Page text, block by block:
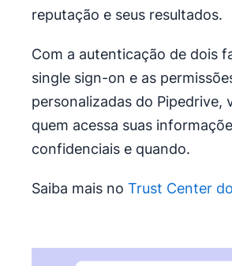
reputação e seus resultados.
Com a autenticação de dois
single sign-on e as
personalizadas do Pipedrive,
quem acessa suas
confidenciais e quando.
Saiba mais no Trust Center